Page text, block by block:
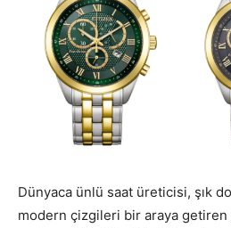
Dünyaca ünlü saat üreticisi, şık
modern çizgileri bir araya